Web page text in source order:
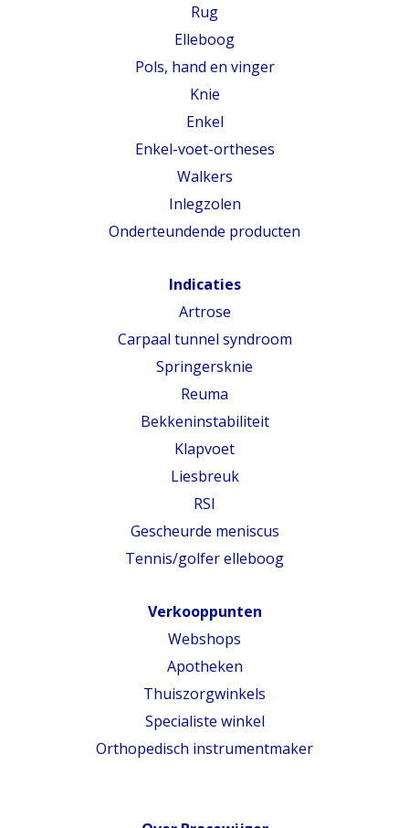
Rug
Elleboog
Pols, hand en vinger
Knie
Enkel
Enkel-voet-ortheses
Walkers
Inlegzolen
Onderteundende producten
Indicaties
Artrose
Carpaal tunnel syndroom
Springersknie
Reuma
Bekkeninstabiliteit
Klapvoet
Liesbreuk
RSI
Gescheurde meniscus
Tennis/golfer elleboog
Verkooppunten
Webshops
Apotheken
Thuiszorgwinkels
Specialiste winkel
Orthopedisch instrumentmaker